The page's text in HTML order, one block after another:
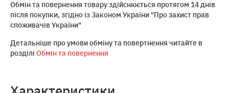
Обмін та повернення товару здійснюється протягом 14 днів
після покупки, згідно із Законом України "Про захист прав
споживачів України"
Детальніше про умови обміну та повертнення читайте в
розділі Обмін та повернення